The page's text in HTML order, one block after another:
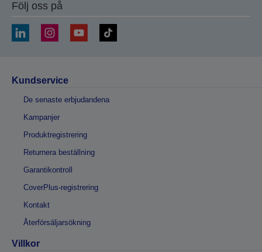
Följ oss på
Kundservice
De senaste erbjudandena
Kampanjer
Produktregistrering
Returnera beställning
Garantikontroll
CoverPlus-registrering
Kontakt
Återförsäljarsökning
Villkor